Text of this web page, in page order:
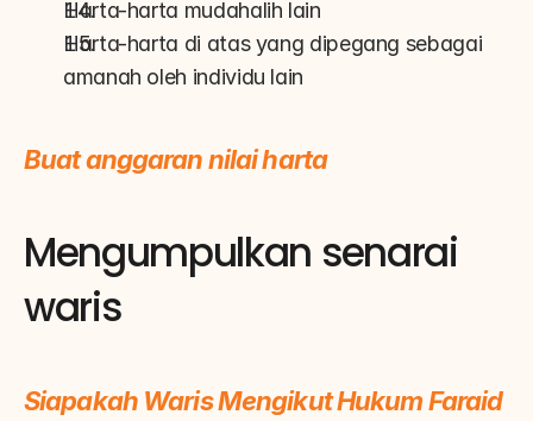
Harta-harta mudahalih lain
Harta-harta di atas yang dipegang sebagai
amanah oleh individu lain
Buat anggaran nilai harta
Mengumpulkan senarai
waris
Siapakah Waris Mengikut Hukum Faraid